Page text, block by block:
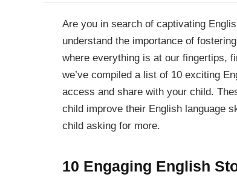
Are you in search of captivating
understand the importance of
where everything is at our fingertips,
we’ve compiled a list of 10 exciting
access and share with your child.
child improve their English language
child asking for more.
10 Engaging English